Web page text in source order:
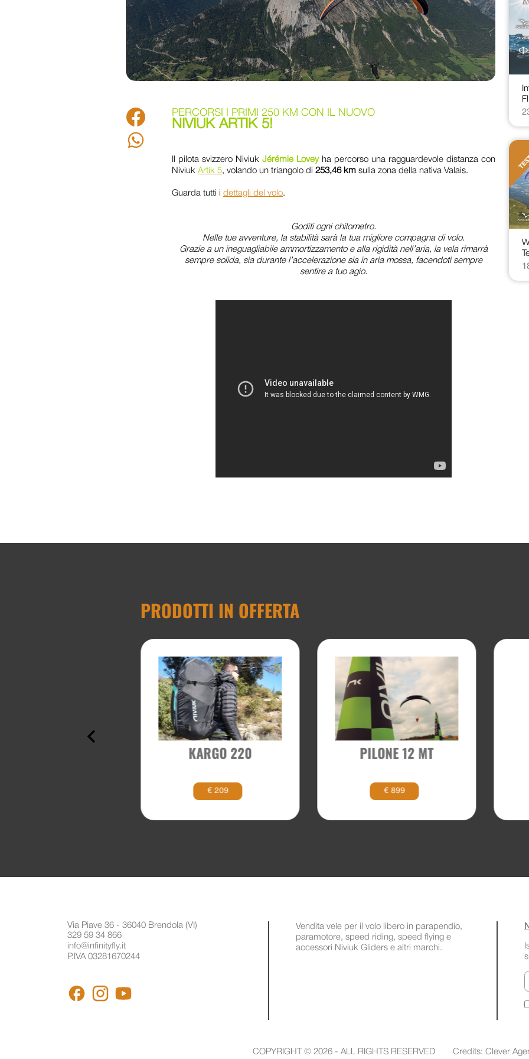
FacebookPERCORSI I PRIMI 250 KM CON IL NUOVO
NIVIUK ARTIK 5!
Il pilota svizzero NiviukJérémie Loveyha percorso una ragguardevole distanza con
Niviuk Artik 5, volando un triangolo di 253,46 km sulla zona della nativa Valais.
Guarda tutti i dettagli del volo.
Goditi ogni chilometro.
Nelle tue avventure, la stabilità sarà la tua migliore compagna di volo.
Grazie a un ineguagliabile ammortizzamento e alla rigidità nell’aria, la vela rimarrà
sempre solida, sia durante l’accelerazione sia in aria mossa, facendoti sempre
sentire a tuo agio.
PRODOTTI IN OFFERTA
KARGO 220
€ 209
PILONE 12 MT
€ 899
Via Piave 36 - 36040 Brendola (VI)
329 59 34 866
info@infinityfly.it
P.IVA 03281670244
FACEBOOKINSTAGRAM
Vendita vele per il volo libero in parapendio,
paramotore, speed riding, speed flying e
accessori Niviuk Gliders e altri marchi.
COPYRIGHT © 2026 - ALL RIGHTS RESERVED Credits: Clever